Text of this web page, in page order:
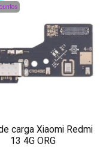
carga Xiaomi Redmi
13 4G ORG